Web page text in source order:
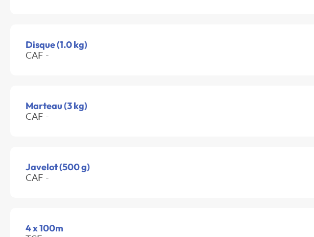
Disque (1.0 kg)
CAF -
Marteau (3 kg)
CAF -
Javelot (500 g)
CAF -
4 x 100m